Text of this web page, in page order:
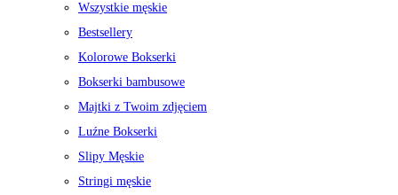
Wszystkie męskie
Bestsellery
Kolorowe Bokserki
Bokserki bambusowe
Majtki z Twoim zdjęciem
Luźne Bokserki
Slipy Męskie
Stringi męskie